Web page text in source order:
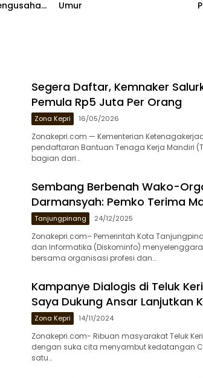
Umur
Segera Daftar, Kemnaker
Pemula Rp5 Juta Per Orang
Zona Kepri 16/05/2026
Zonakepri.com — Kementerian
pendaftaran Bantuan Tenaga Kerja Mandiri
bagian dari…
Sembang Berbenah Wako-
Darmansyah: Pemko Terima
Tanjungpinang 24/12/2025
Zonakepri.com– Pemerintah Kota
dan Informatika (Diskominfo)
bersama organisasi profesi dan…
Kampanye Dialogis di Teluk
Saya Dukung Ansar Lanjutkan
Zona Kepri 14/11/2024
Zonakepri.com- Ribuan masyarakat Teluk
dengan suka cita menyambut kedatangan
satu…